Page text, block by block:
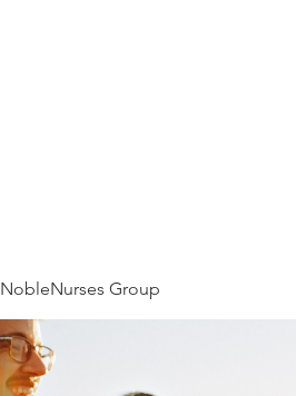
NobleNurses Group